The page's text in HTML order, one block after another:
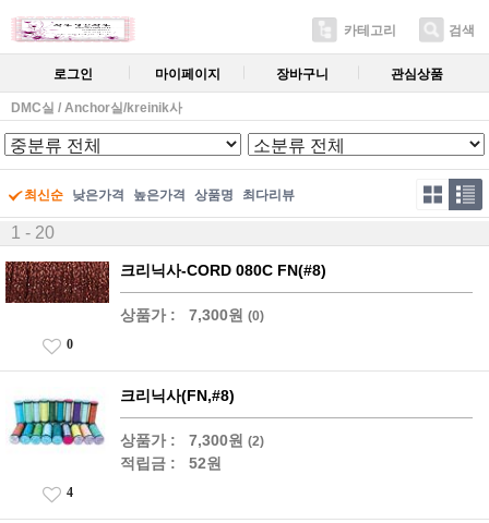
카테고리 검색
로그인 마이페이지 장바구니 관심상품
DMC실 / Anchor실/kreinik사
최신순 낮은가격 높은가격 상품명 최다리뷰
1 - 20
크리닉사-CORD 080C FN(#8)
상품가 : 7,300원 (0)
0
크리닉사(FN,#8)
상품가 : 7,300원 (2)
적립금 : 52원
4